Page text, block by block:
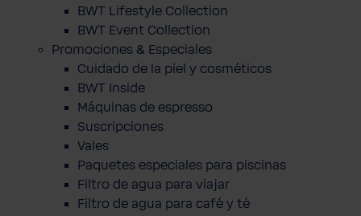
BWT Lifestyle Collection
BWT Event Collection
Promociones & Especiales
Cuidado de la piel y cosméticos
BWT Inside
Máquinas de espresso
Suscripciones
Vales
Paquetes especiales para piscinas
Filtro de agua para viajar
Filtro de agua para café y té